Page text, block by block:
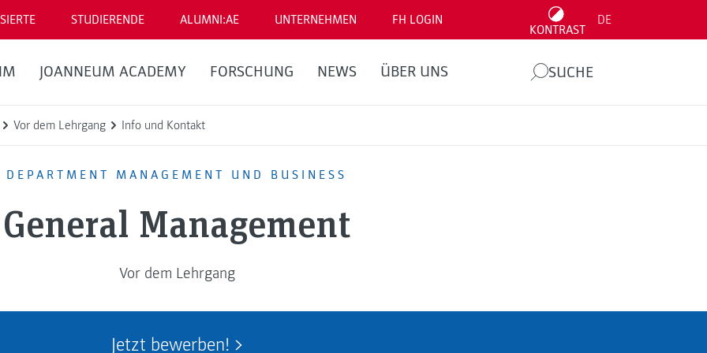
STUDIERENDE ALUMNI:AE UNTERNEHMEN FH LOGIN
KONTRAST
DE
JOANNEUM ACADEMY FORSCHUNG NEWS ÜBER UNS SUCHE
Vor dem Lehrgang Info und Kontakt
DEPARTMENT MANAGEMENT UND BUSINESS
General Management
Vor dem Lehrgang
Jetzt bewerben!